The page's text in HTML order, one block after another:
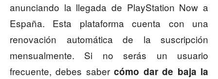
anunciando la llegada de PlayStation Now a
España. Esta plataforma cuenta con una
renovación automática de la suscripción
mensualmente. Si no serás un usuario
frecuente, debes sabercómo dar de baja la